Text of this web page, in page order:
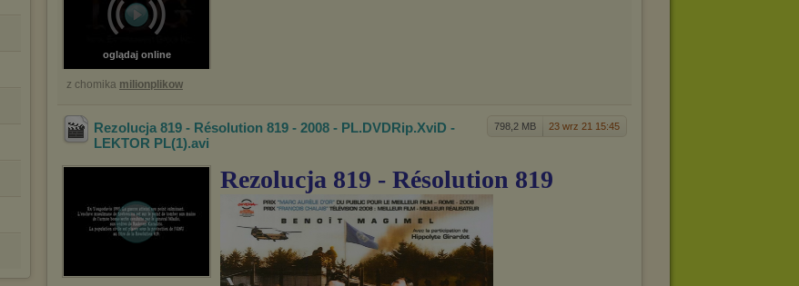
oglądaj online
z chomika milionplikow
798,2 MB 23 wrz 21 15:45
Rezolucja 819 - Résolution 819 - 2008 - PL.DVDRip.XviD -
LEKTOR PL(1).avi
Rezolucja 819 - Résolution 819